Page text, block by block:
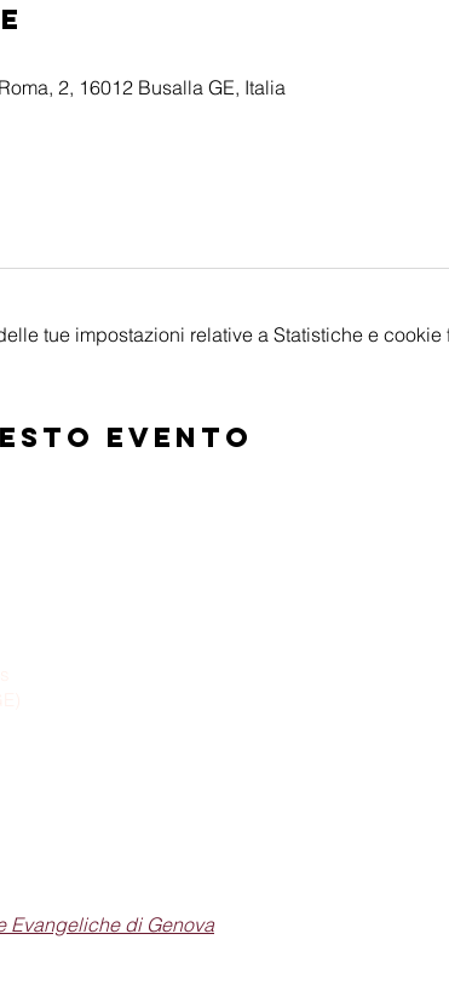
2, 16012 Busalla GE, Italia
tue impostazioni relative a Statistiche e cookie
evento
Evangeliche di Genova